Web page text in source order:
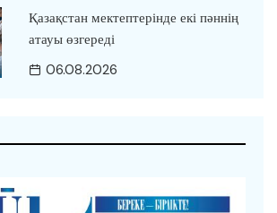
Қазақстан мектептерінде екі пәннің
атауы өзгереді
06.08.2026